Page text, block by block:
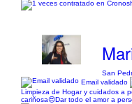
San
Email validado
Limpieza de Hogar y cuidados a
cariñosa😍Dar todo el amor a